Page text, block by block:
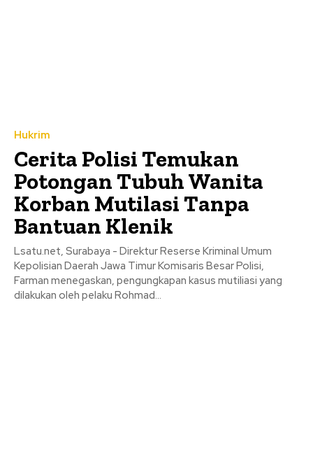
Hukrim
Cerita Polisi Temukan
Potongan Tubuh Wanita
Korban Mutilasi Tanpa
Bantuan Klenik
Lsatu.net, Surabaya - Direktur Reserse Kriminal Umum
Kepolisian Daerah Jawa Timur Komisaris Besar Polisi,
Farman menegaskan, pengungkapan kasus mutiliasi yang
dilakukan oleh pelaku Rohmad...